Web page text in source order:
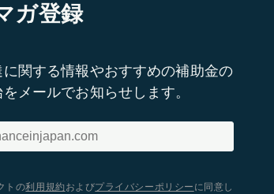
ガ登録
に関する情報やおすすめの補助金の
メールでお知らせします。
トの利用規約 およびプライバシーポリシー に同意し